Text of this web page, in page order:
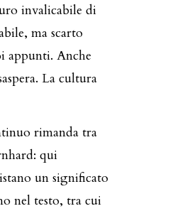
invalicabile di
ma scarto
appunti. Anche
La cultura
rimanda tra
qui
un significato
nel testo, tra cui